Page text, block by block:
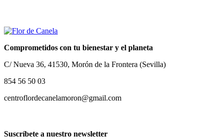
Comprometidos con tu bienestar y el planeta
C/ Nueva 36, 41530, Morón de la Frontera (Sevilla)
854 56 50 03
centroflordecanelamoron@gmail.com
Suscríbete a nuestro newsletter